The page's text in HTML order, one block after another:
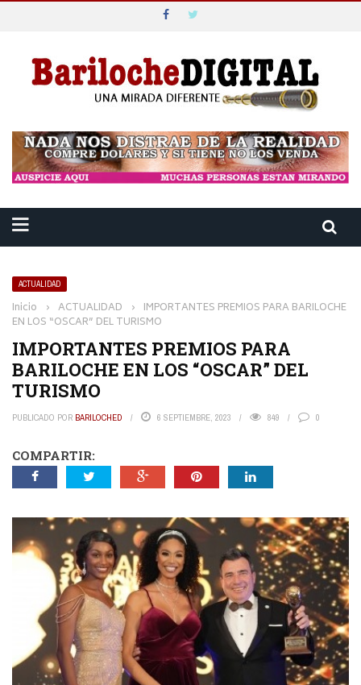
ACTUALIDAD
Inicio › ACTUALIDAD › IMPORTANTES PREMIOS PARA BARILOCHE
EN LOS “OSCAR” DEL TURISMO
IMPORTANTES PREMIOS PARA
BARILOCHE EN LOS “OSCAR” DEL
TURISMO
PUBLICADO POR BARILOCHED 6 SEPTIEMBRE, 2023 849 0
COMPARTIR: